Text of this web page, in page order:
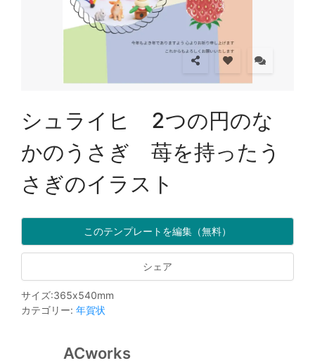
シュライヒ 2つの円のな
かのうさぎ 苺を持ったう
さぎのイラスト
このテンプレートを編集（無料）
シェア
サイズ:365x540mm
カテゴリー: 年賀状
ACworks